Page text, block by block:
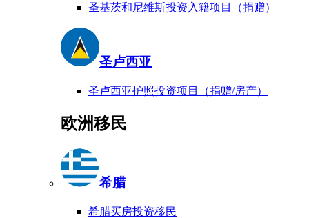
圣基茨和尼维斯投资入籍项目（捐赠）
圣卢西亚
圣卢西亚护照投资项目（捐赠/房产）
欧洲移民
希腊
希腊买房投资移民